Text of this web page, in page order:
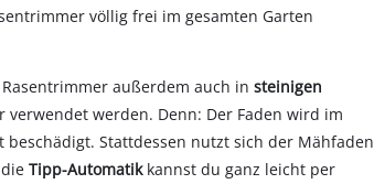
völlig frei im gesamten Garten
außerdem auch insteinigen
verwendet werden. Denn: Der Faden wird im
Stattdessen nutzt sich der Mähfaden
dieTipp-Automatikkannst du ganz leicht per